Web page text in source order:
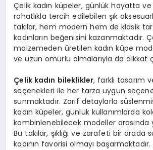
Çelik kadın küpeler, günlük hayatta
rahatlıkla tercih edilebilen şık
takılar, hem modern hem de klasik
kadınların beğenisini kazanmaktadır.
malzemeden üretilen kadın küpe
ve uzun ömürlü olmalarıyla da dikkat
Çelik kadın bileklikler, farklı tasarım
seçenekleri ile her tarza uygun
sunmaktadır. Zarif detaylarla
kadın küpeler, günlük kullanımlarda
kombinlenebilecek modeller arasında
Bu takılar, şıklığı ve zarafeti bir arada
kadının favorisi olmayı başarmaktadır.